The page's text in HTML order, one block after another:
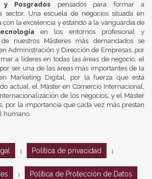
y Posgrados pensados para formar a
sector. Una escuela de negocios situada en
la excelencia y estando a la vanguardia de
en los entornos profesional y
nuestros Másteres más demandados se
Administración y Dirección de Empresas, por
a líderes en todas las áreas de negocio, el
ser una de las áreas más importantes de la
Marketing Digital, por la fuerza que está
actual, el Máster en Comercio Internacional,
de los negocios, y el Máster
por la importancia que cada vez más prestan
humano.
Política de privacidad
Política de Protección de Datos